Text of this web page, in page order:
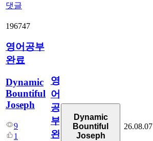
댓글
196747
영어공부
완료
Dynamic
Bountiful
Joseph
9
1
영
어
공
부
완
Dynamic
Bountiful
Joseph
26.08.07